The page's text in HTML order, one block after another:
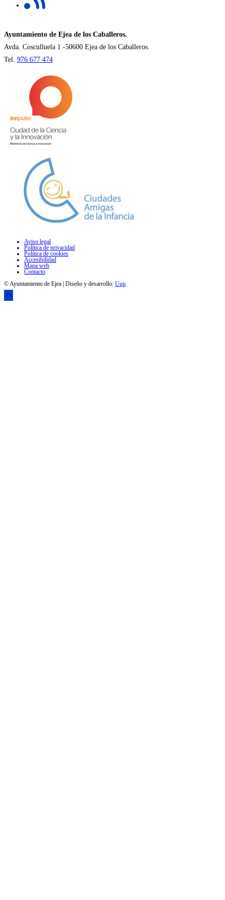
en
nueva
pestaña
Ayuntamiento de Ejea de los Caballeros.
Avda. Cosculluela 1 -50600 Ejea de los Caballeros.
Tel. 976 677 474
Aviso legal
Política de privacidad
Política de cookies
Accesibilidad
Mapa web
Contacto
© Ayuntamiento de Ejea | Diseño y desarrollo: Uup.